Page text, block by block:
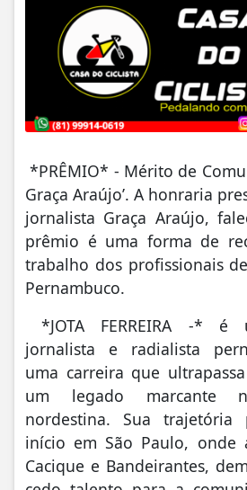
*PRÊMIO* - Mérito de
Graça Araújo’. A honraria
jornalista Graça Araújo,
prêmio é uma forma de
trabalho dos profissionais
Pernambuco.
*JOTA FERREIRA -* é
jornalista e radialista
uma carreira que
um legado marcante
nordestina. Sua trajetória
início em São Paulo, onde
Cacique e Bandeirantes,